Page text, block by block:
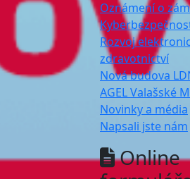
Oznámení o
Rozvoj
zdravotnictví
Nová budova
AGEL Valašské
Novinky a média
Napsali jste nám
Online